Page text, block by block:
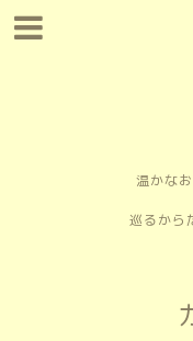
温かな
巡るからだ